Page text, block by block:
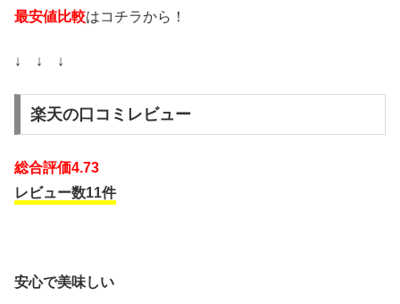
最安値比較はコチラから！
↓ ↓ ↓
楽天の口コミレビュー
総合評価4.73
レビュー数11件
安心で美味しい